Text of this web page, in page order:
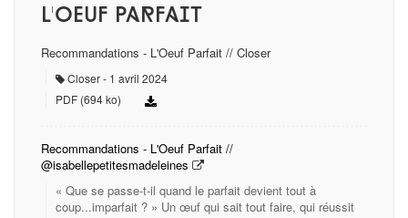
L'OEuf Parfait
Recommandations - L'Oeuf Parfait // Closer
Closer
1 avril 2024
PDF (694 ko)
Recommandations - L'Oeuf Parfait //
@isabellepetitesmadeleines
« Que se passe-t-il quand le parfait devient tout à
coup...imparfait ? » Un œuf qui sait tout faire, qui réussit